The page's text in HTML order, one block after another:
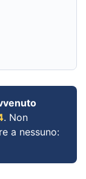
. Non
a nessuno: